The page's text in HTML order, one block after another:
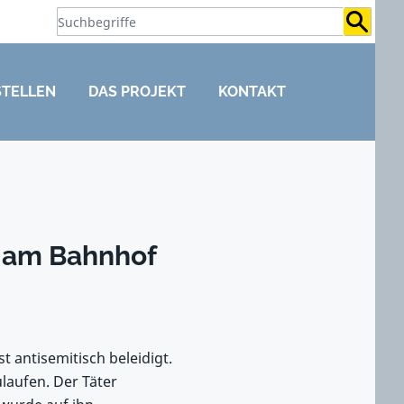
DAS PROJEKT KONTAKT
Bahnhof
antisemitisch beleidigt.
Der Täter